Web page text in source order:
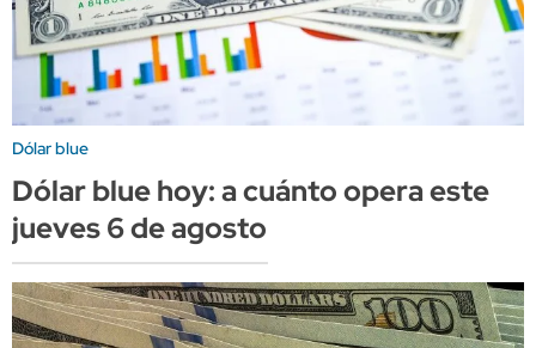
Dólar blue
Dólar blue hoy: a cuánto opera este
jueves 6 de agosto